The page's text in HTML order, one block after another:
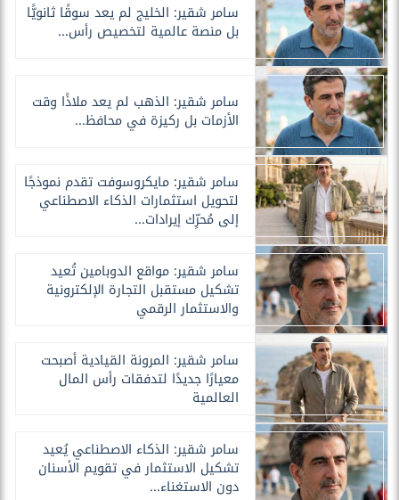
سامر شقير: الخليج لم يعد سوقًا ثانويًّا
بل منصة عالمية لتخصيص رأس...
سامر شقير: الذهب لم يعد ملاذًا وقت
الأزمات بل ركيزة في محافظ...
سامر شقير: مايكروسوفت تقدم نموذجًا
لتحويل استثمارات الذكاء الاصطناعي
إلى مُحرِّك إيرادات...
سامر شقير: مواقع الدوبامين تُعيد
تشكيل مستقبل التجارة الإلكترونية
والاستثمار الرقمي
سامر شقير: المرونة القيادية أصبحت
معيارًا جديدًا لتدفقات رأس المال
العالمية
سامر شقير: الذكاء الاصطناعي يُعيد
تشكيل الاستثمار في تقويم الأسنان
دون الاستغناء...